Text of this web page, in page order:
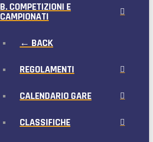
B. COMPETIZIONI E
CAMPIONATI
← BACK
REGOLAMENTI
CALENDARIO GARE
CLASSIFICHE